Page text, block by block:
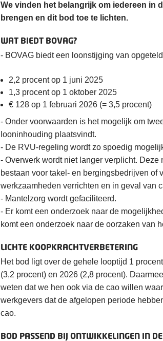
We vinden het belangrijk om iedereen in
brengen en dit bod toe te lichten.
WAT BIEDT BOVAG?
- BOVAG biedt een loonstijging van
2,2 procent op 1 juni 2025
1,3 procent op 1 oktober 2025
€ 128 op 1 februari 2026 (= 3,5 procent)
- Onder voorwaarden is het mogelijk om
looninhouding plaatsvindt.
- De RVU-regeling wordt zo spoedig
- Overwerk wordt niet langer verplicht.
bestaan voor takel- en bergingsbedrijven of
werkzaamheden verrichten en in geval van
- Mantelzorg wordt gefaciliteerd.
- Er komt een onderzoek naar de
komt een onderzoek naar de oorzaken van
LICHTE KOOPKRACHTVERBETERING
Het bod ligt over de gehele looptijd 1
(3,2 procent) en 2026 (2,8 procent).
weten dat we hen ook via de cao willen
werkgevers dat de afgelopen periode
cao.
BOD PASSEND BIJ ONTWIKKELINGEN IN